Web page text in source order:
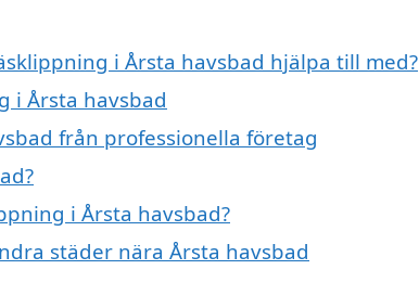
i Årsta havsbad hjälpa till med?
i Årsta havsbad
från professionella företag
i Årsta havsbad?
städer nära Årsta havsbad